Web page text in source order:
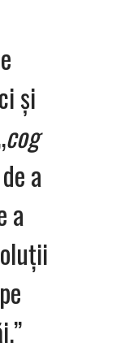
și
cog
a
a